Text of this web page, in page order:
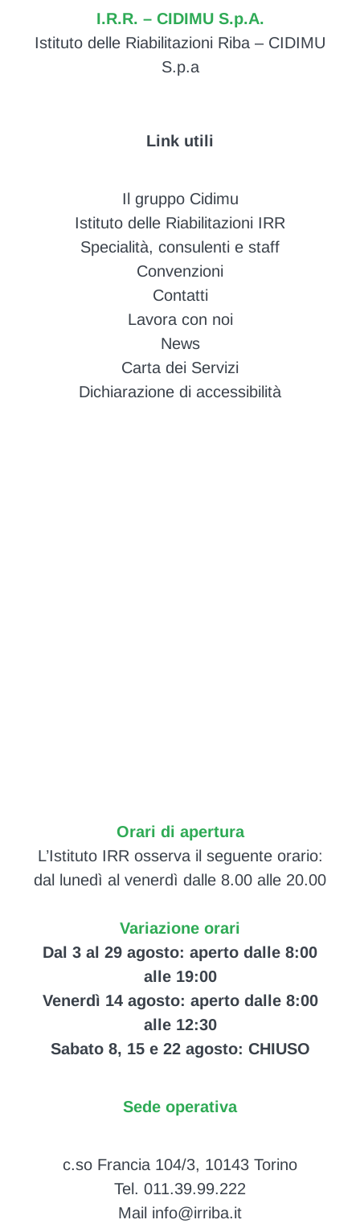
I.R.R. – CIDIMU S.p.A.
Istituto delle Riabilitazioni Riba – CIDIMU
S.p.a
Link utili
Il gruppo Cidimu
Istituto delle Riabilitazioni IRR
Specialità, consulenti e staff
Convenzioni
Contatti
Lavora con noi
News
Carta dei Servizi
Dichiarazione di accessibilità
Orari di apertura
L’Istituto IRR osserva il seguente orario:
dal lunedì al venerdì dalle 8.00 alle 20.00
Variazione orari
Dal 3 al 29 agosto: aperto dalle 8:00
alle 19:00
Venerdì 14 agosto: aperto dalle 8:00
alle 12:30
Sabato 8, 15 e 22 agosto: CHIUSO
Sede operativa
c.so Francia 104/3, 10143 Torino
Tel. 011.39.99.222
Mail info@irriba.it